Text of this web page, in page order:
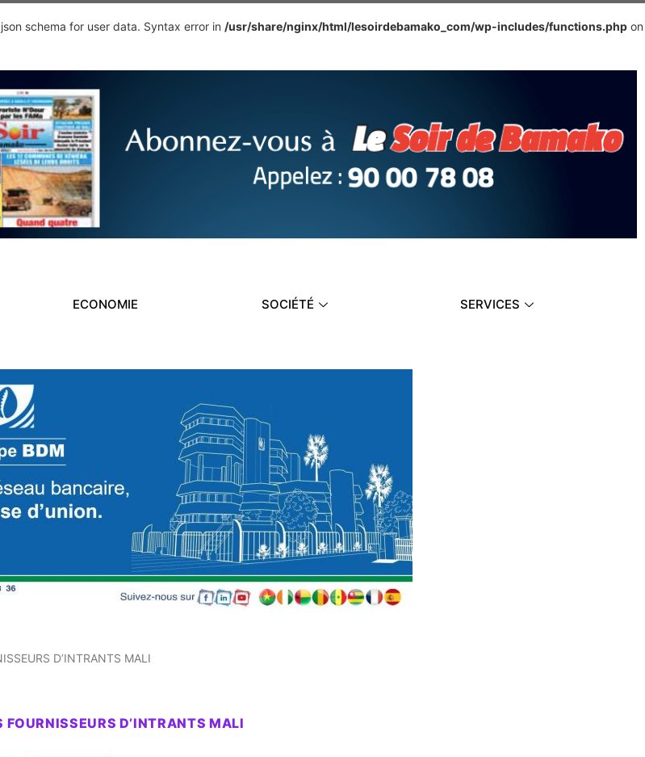
schema for user data. Syntax error in /usr/share/nginx/html/lesoirdebamako_com/wp-includes/functions.php on
ECONOMIE SOCIÉTÉ SERVICES
D’INTRANTS MALI
FOURNISSEURS D’INTRANTS MALI